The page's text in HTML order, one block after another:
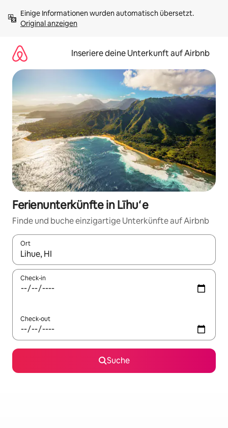
Inhalten
springenOriginal anzeigen
Inseriere deine Unterkunft auf Airbnb
Ferienunterkünfte in Līhuʻe
Finde und buche einzigartige Unterkünfte auf Airbnb
Ort
Wenn Ergebnisse verfügbar sind, navigiere mit den
Check-in
Check-out
Suche